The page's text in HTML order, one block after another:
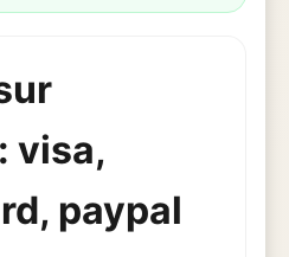
visa,
paypal